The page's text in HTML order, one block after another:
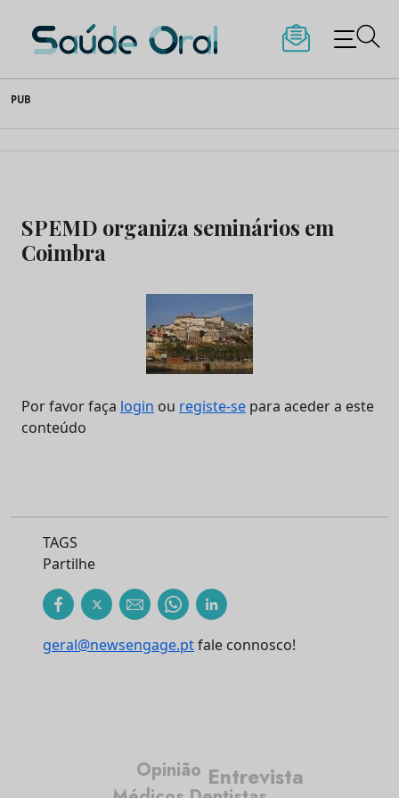
to
content
Saúde Oral
PUB
SPEMD organiza seminários em
Coimbra
Por favor faça login ou registe-se para aceder a este
conteúdo
TAGS
Partilhe
geral@newsengage.ptfale connosco!
Entrevista
Opinião